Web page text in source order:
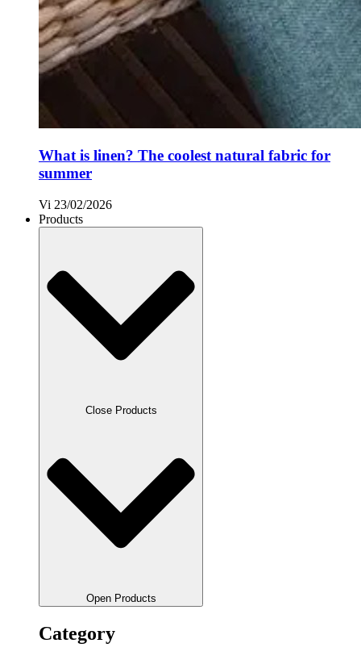
What is linen? The coolest natural fabric for
summer
Vi 23/02/2026
Products
Close Products
Open Products
Category